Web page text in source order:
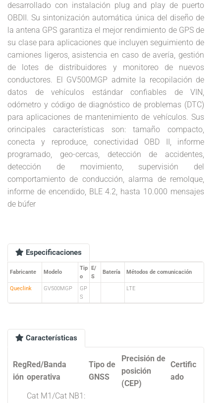
desarrollado con instalación plug and play de puerto
OBDII. Su sintonización automática única del diseño de
la antena GPS garantiza el mejor rendimiento de GPS de
su clase para aplicaciones que incluyen seguimiento de
camiones ligeros, asistencia en caso de avería, gestión
de lotes de distribuidores y monitoreo de nuevos
conductores. El GV500MGP admite la recopilación de
datos de vehículos estándar confiables de VIN,
odómetro y código de diagnóstico de problemas (DTC)
para aplicaciones de mantenimiento de vehículos. Sus
orincipales características son: tamaño compacto,
conecta y reproduce, conectividad OBD II, informe
programado, geo-cercas, detección de accidentes,
detección de movimiento, supervisión del
comportamiento de conducción, alarma de remolque,
informe de encendido, BLE 4.2, hasta 10.000 mensajes
de búfer
Especificaciones
Fabricante Modelo
Tip
o
E/
S
Batería Métodos de comunicación
Queclink GV500MGP
GP
S
LTE
Características
Reg
ión
Red/Banda
operativa
Tipo de
GNSS
Precisión de
posición
(CEP)
Certific
ado
Cat M1/Cat NB1: